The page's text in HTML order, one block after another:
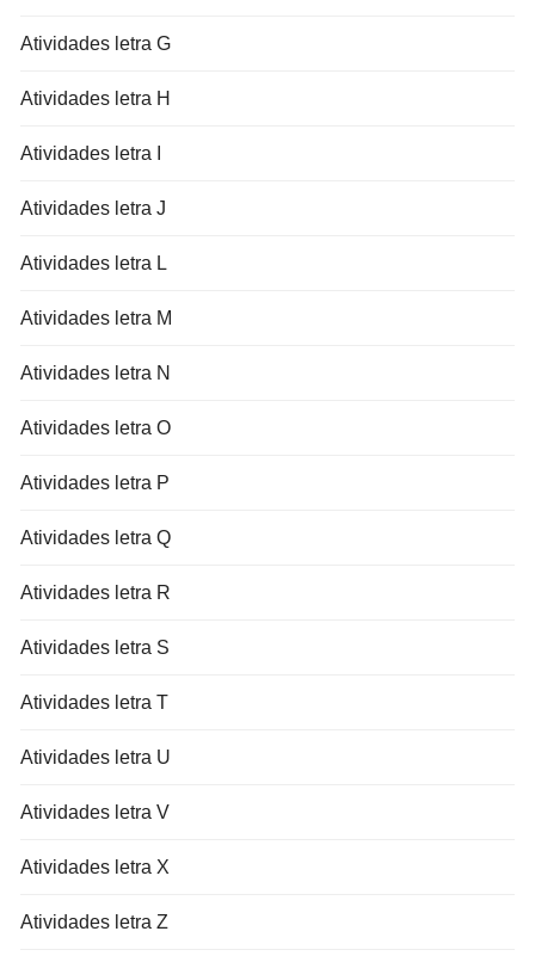
Atividades letra G
Atividades letra H
Atividades letra I
Atividades letra J
Atividades letra L
Atividades letra M
Atividades letra N
Atividades letra O
Atividades letra P
Atividades letra Q
Atividades letra R
Atividades letra S
Atividades letra T
Atividades letra U
Atividades letra V
Atividades letra X
Atividades letra Z